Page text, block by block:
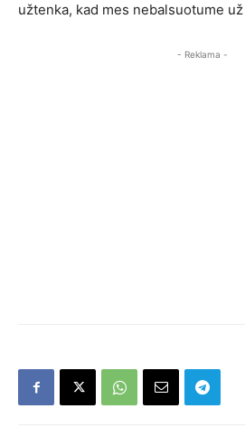
užtenka, kad mes nebalsuotume
- Reklama -